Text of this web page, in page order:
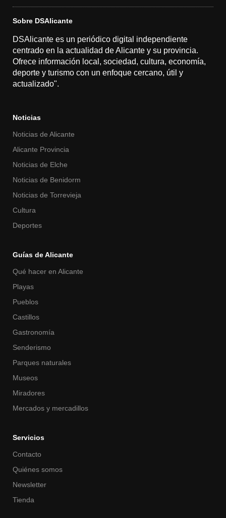
Sobre DSAlicante
DSAlicante es un periódico digital independiente
centrado en la actualidad de Alicante y su provincia.
Ofrece información local, sociedad, cultura, economía,
deporte y turismo con un enfoque cercano, útil y
actualizado".
Noticias
Noticias de Alicante
Alicante Provincia
Noticias de Elche
Noticias de Benidorm
Noticias de Torrevieja
Cultura
Deportes
Guías de Alicante
Qué hacer en Alicante
Playas
Pueblos
Castillos
Gastronomía
Senderismo
Parques naturales
Museos
Miradores
Mercados y mercadillos
Servicios
Contacto
Quiénes somos
Newsletter
Tienda